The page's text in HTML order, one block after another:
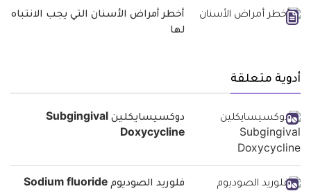
أخطر أمراض الأسنان التي يجب الانتباه
لها
أدوية متعلقة
دوكسيسايكلين Subgingival
Doxycycline
فلوريد الصوديوم Sodium fluoride